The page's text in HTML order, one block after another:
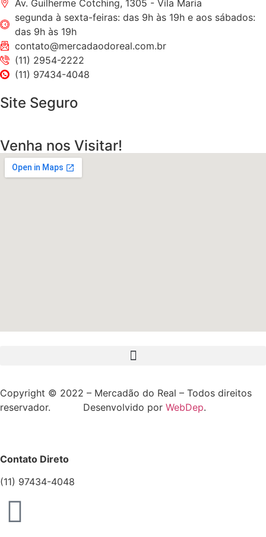
Av. Guilherme Cotching, 1305 - Vila Maria
segunda à sexta-feiras: das 9h às 19h e aos sábados:
das 9h às 19h
contato@mercadaodoreal.com.br
(11) 2954-2222
(11) 97434-4048
Site Seguro
Venha nos Visitar!
Copyright © 2022 – Mercadão do Real – Todos direitos
reservador. Desenvolvido por WebDep.
Contato Direto
(11) 97434-4048